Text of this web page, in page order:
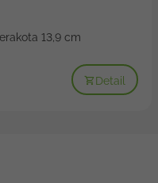
13,9 cm
Detail